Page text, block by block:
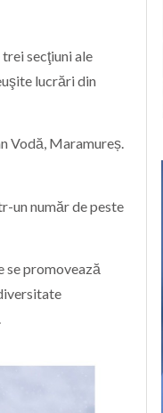
secţiuni ale
lucrări din
Vodă, Maramureș.
un număr de peste
se promovează